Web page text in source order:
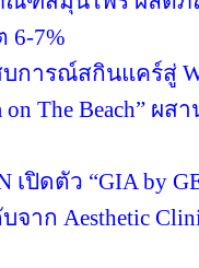
6-7%
การณ์สกินแคร์สู่
on The Beach”
เปิดตัว “GIA by
บจาก Aesthetic